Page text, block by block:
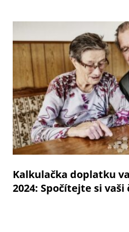
Kalkulačka doplatku
2024: Spočítejte si vaši